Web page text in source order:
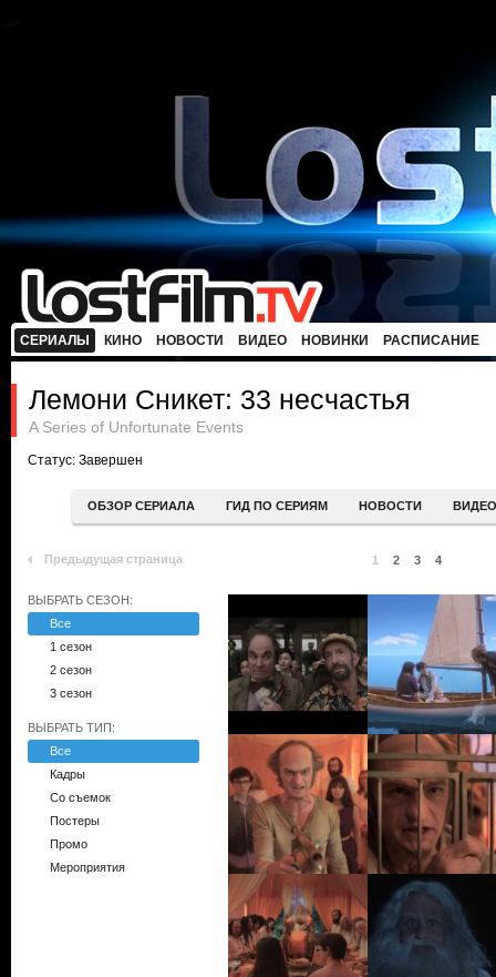
СЕРИАЛЫ КИНО НОВОСТИ ВИДЕО НОВИНКИ РАСПИСАНИЕ
Лемони Сникет: 33 несчастья
A Series of Unfortunate Events
Статус: Завершен
ОБЗОР СЕРИАЛА ГИД ПО СЕРИЯМ НОВОСТИ ВИДЕО
Предыдущая страница 1 2 3 4
ВЫБРАТЬ СЕЗОН:
Все
1 сезон
2 сезон
3 сезон
ВЫБРАТЬ ТИП:
Все
Кадры
Со съемок
Постеры
Промо
Мероприятия